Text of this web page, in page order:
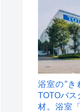
浴室の”き
TOTOバス
材。浴室